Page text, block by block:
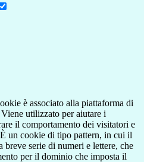
è associato alla piattaforma di
utilizzato per aiutare i
il comportamento dei visitatori e
un cookie di tipo pattern, in cui il
breve serie di numeri e lettere, che
per il dominio che imposta il